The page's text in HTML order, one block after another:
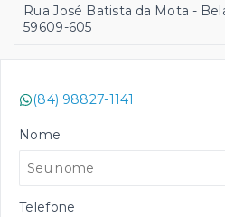
Rua José Batista da Mota -
59609-605
(84) 98827-1141
Nome
Telefone